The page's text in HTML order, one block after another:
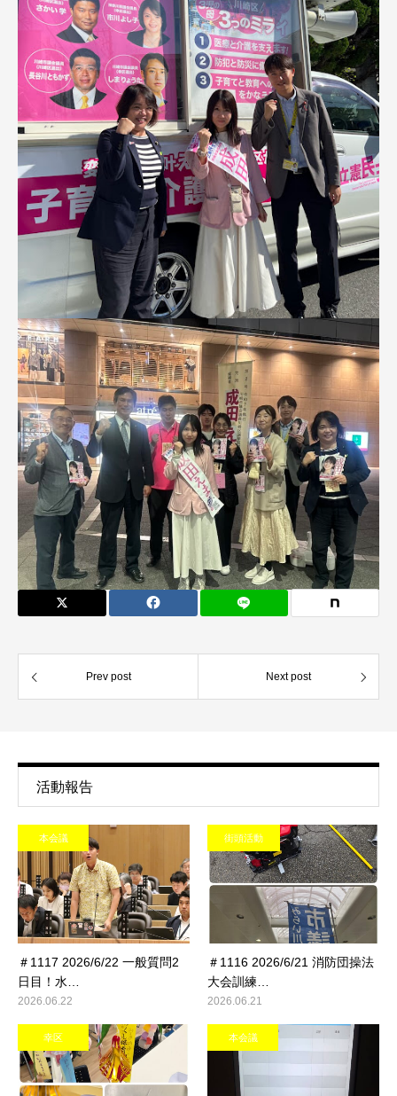
Prev post Next post
活動報告
本会議
＃1117 2026/6/22 一般質問2
日目！水…
2026.06.22
街頭活動
＃1116 2026/6/21 消防団操法
大会訓練…
2026.06.21
幸区 本会議